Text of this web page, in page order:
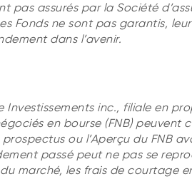
pas assurés par la Société
Fonds ne sont pas garantis,
dans l’avenir.
Investissements inc., filiale en
en bourse (FNB) peuvent
ou l’Aperçu du FNB
passé peut ne pas se
marché, les frais de courtage